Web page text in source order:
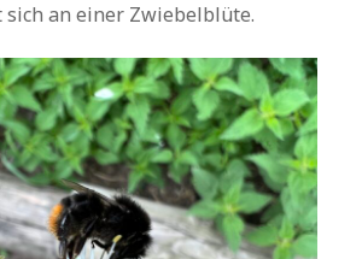
an einer Zwiebelblüte.